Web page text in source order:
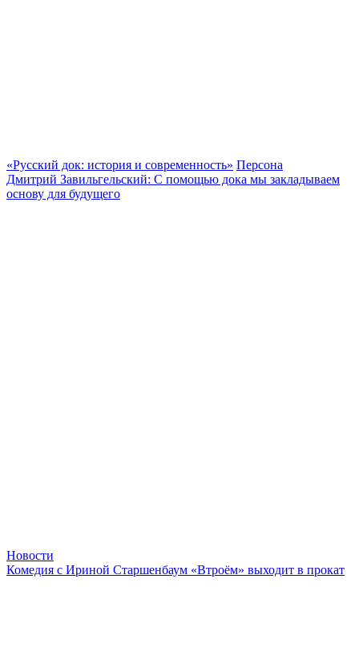
«Русский док: история и современность» Персона
Дмитрий Завильгельский: С помощью дока мы закладываем
основу для будущего
Новости
Комедия с Ириной Старшенбаум «Втроём» выходит в прокат